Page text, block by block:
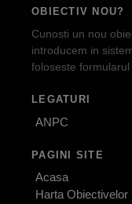
OBIECTIV NOU?
Cunosti un nou
introducem in
foloseste
LEGATURI
ANPC
PAGINI SITE
Acasa
Harta Obiectivelor